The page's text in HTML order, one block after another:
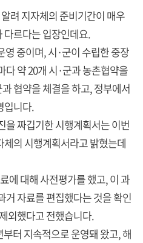
려 지자체의 준비기간이 매우
르다는 입장인데요.
영 중이며, 시·군이 수립한 중장
다 약 20개 시·군과 농촌협약을
협약을 체결을 하고, 정부에서
입니다.
을 짜깁기한 시행계획서는 이번
의 시행계획서라고 밝혔는데
에 대해 사전평가를 했고, 이 과
거 자료를 편집했다는 것을 확인
외했다고 전했습니다.
터 지속적으로 운영돼 왔고, 해